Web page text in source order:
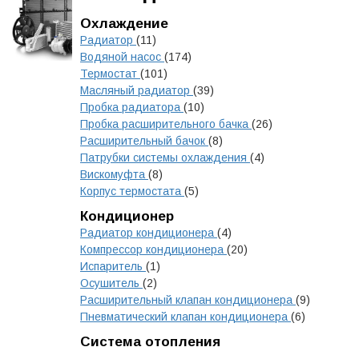
Охлаждение
Радиатор (11)
Водяной насос (174)
Термостат (101)
Масляный радиатор (39)
Пробка радиатора (10)
Пробка расширительного бачка (26)
Расширительный бачок (8)
Патрубки системы охлаждения (4)
Вискомуфта (8)
Корпус термостата (5)
Кондиционер
Радиатор кондиционера (4)
Компрессор кондиционера (20)
Испаритель (1)
Осушитель (2)
Расширительный клапан кондиционера (9)
Пневматический клапан кондиционера (6)
Система отопления